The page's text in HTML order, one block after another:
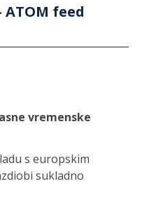
feed
vremenske
s europskim
sukladno